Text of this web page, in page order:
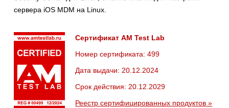
сервера iOS MDM на Linux.
Сертификат AM Test Lab
Номер сертификата: 499
Дата выдачи: 20.12.2024
Срок действия: 20.12.2029
Реестр сертифицированных продуктов »